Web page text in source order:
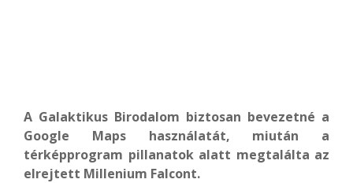
A Galaktikus Birodalom biztosan bevezetné a
Google Maps használatát, miután a
térképprogram pillanatok alatt megtalálta az
elrejtett Millenium Falcont.